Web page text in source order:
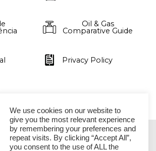
Oil & Gas
Comparative Guide
Privacy Policy
SÃO PAULO
We use cookies on our website to
give you the most relevant experience
by remembering your preferences and
repeat visits. By clicking “Accept All”,
you consent to the use of ALL the